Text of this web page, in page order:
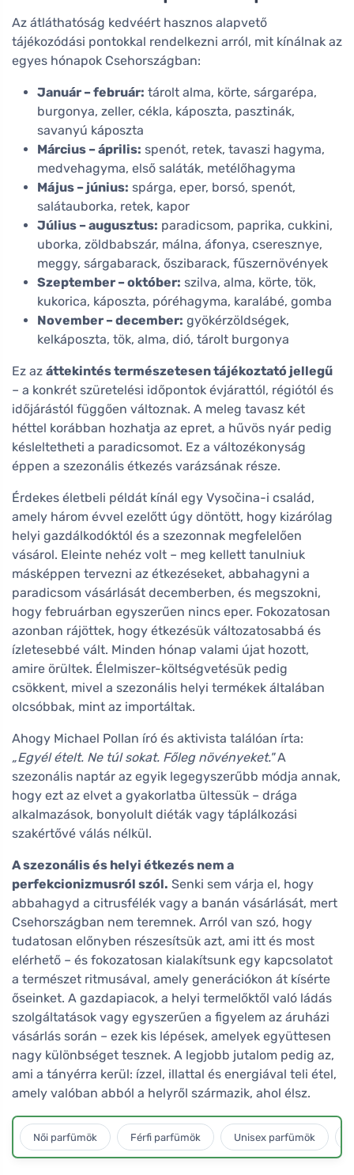
Az átláthatóság kedvéért hasznos alapvető
tájékozódási pontokkal rendelkezni arról, mit kínálnak az
egyes hónapok Csehországban:
Január – február: tárolt alma, körte, sárgarépa,
burgonya, zeller, cékla, káposzta, pasztinák,
savanyú káposzta
Március – április: spenót, retek, tavaszi hagyma,
medvehagyma, első saláták, metélőhagyma
Május – június: spárga, eper, borsó, spenót,
salátauborka, retek, kapor
Július – augusztus: paradicsom, paprika, cukkini,
uborka, zöldbabszár, málna, áfonya, cseresznye,
meggy, sárgabarack, őszibarack, fűszernövények
Szeptember – október: szilva, alma, körte, tök,
kukorica, káposzta, póréhagyma, karalábé, gomba
November – december: gyökérzöldségek,
kelkáposzta, tök, alma, dió, tárolt burgonya
Ez az áttekintés természetesen tájékoztató jellegű
– a konkrét szüretelési időpontok évjárattól, régiótól és
időjárástól függően változnak. A meleg tavasz két
héttel korábban hozhatja az epret, a hűvös nyár pedig
késleltetheti a paradicsomot. Ez a változékonyság
éppen a szezonális étkezés varázsának része.
Érdekes életbeli példát kínál egy Vysočina-i család,
amely három évvel ezelőtt úgy döntött, hogy kizárólag
helyi gazdálkodóktól és a szezonnak megfelelően
vásárol. Eleinte nehéz volt – meg kellett tanulniuk
másképpen tervezni az étkezéseket, abbahagyni a
paradicsom vásárlását decemberben, és megszokni,
hogy februárban egyszerűen nincs eper. Fokozatosan
azonban rájöttek, hogy étkezésük változatosabbá és
ízletesebbé vált. Minden hónap valami újat hozott,
amire örültek. Élelmiszer-költségvetésük pedig
csökkent, mivel a szezonális helyi termékek általában
olcsóbbak, mint az importáltak.
Ahogy Michael Pollan író és aktivista találóan írta:
„Egyél ételt. Ne túl sokat. Főleg növényeket."A
szezonális naptár az egyik legegyszerűbb módja annak,
hogy ezt az elvet a gyakorlatba ültessük – drága
alkalmazások, bonyolult diéták vagy táplálkozási
szakértővé válás nélkül.
A szezonális és helyi étkezés nem a
perfekcionizmusról szól. Senki sem várja el, hogy
abbahagyd a citrusfélék vagy a banán vásárlását, mert
Csehországban nem teremnek. Arról van szó, hogy
tudatosan előnyben részesítsük azt, ami itt és most
elérhető – és fokozatosan kialakítsunk egy kapcsolatot
a természet ritmusával, amely generációkon át kísérte
őseinket. A gazdapiacok, a helyi termelőktől való ládás
szolgáltatások vagy egyszerűen a figyelem az áruházi
vásárlás során – ezek kis lépések, amelyek együttesen
nagy különbséget tesznek. A legjobb jutalom pedig az,
ami a tányérra kerül: ízzel, illattal és energiával teli étel,
amely valóban abból a helyről származik, ahol élsz.
Női parfümök Férfi parfümök Unisex parfümök